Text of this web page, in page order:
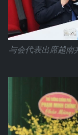
与会代表出席越南